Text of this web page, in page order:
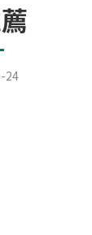
24